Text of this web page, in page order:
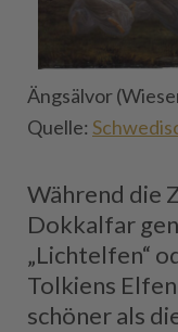
Ängsälvor
Quelle:
Während die
Dokkalfar
„Lichtelfen“
Tolkiens
schöner als